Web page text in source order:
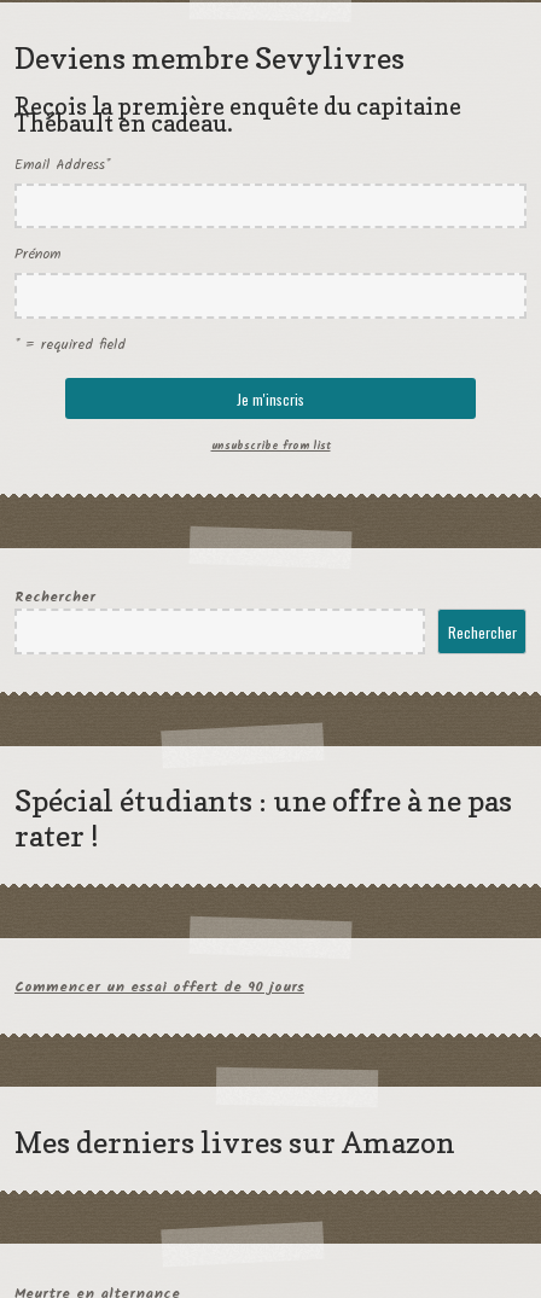
Deviens membre Sevylivres
Reçois la première enquête du capitaine
Thébault en cadeau.
Email Address*
Prénom
* = required field
unsubscribe from list
Rechercher
Rechercher
Spécial étudiants : une offre à ne pas
rater !
Commencer un essai offert de 90 jours
Mes derniers livres sur Amazon
Meurtre en alternance